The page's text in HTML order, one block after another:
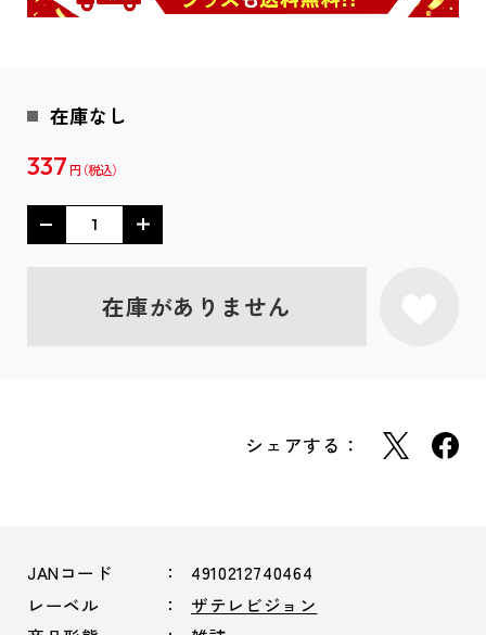
在庫なし
337 円
在庫がありません
シェアする：
JANコード
4910212740464
レーベル
ザテレビジョン